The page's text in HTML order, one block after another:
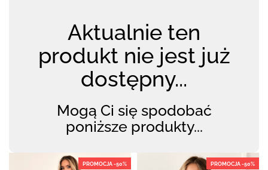
Aktualnie ten
produkt nie jest już
dostępny...
Mogą Ci się spodobać
poniższe produkty...
PROMOCJA -50% PROMOCJA -50%